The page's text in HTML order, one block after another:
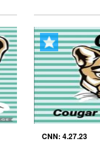
CNN: 4.27.23